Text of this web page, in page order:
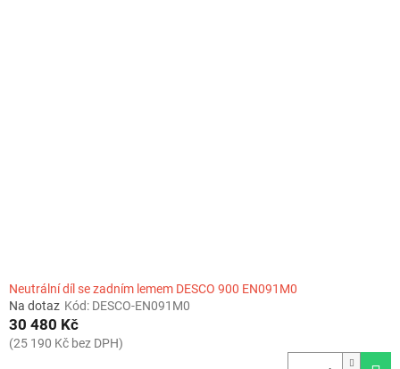
Neutrální díl se zadním lemem DESCO 900 EN091M0
Na dotaz Kód: DESCO-EN091M0
30 480 Kč
(25 190 Kč bez DPH)